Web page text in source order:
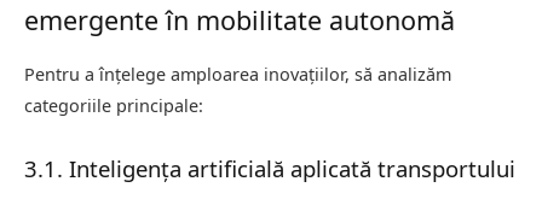
emergente în mobilitate autonomă
Pentru a înțelege amploarea inovațiilor, să analizăm
categoriile principale:
3.1. Inteligența artificială aplicată transportului